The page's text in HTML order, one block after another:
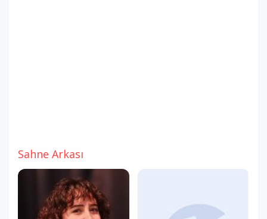
Sahne Arkası